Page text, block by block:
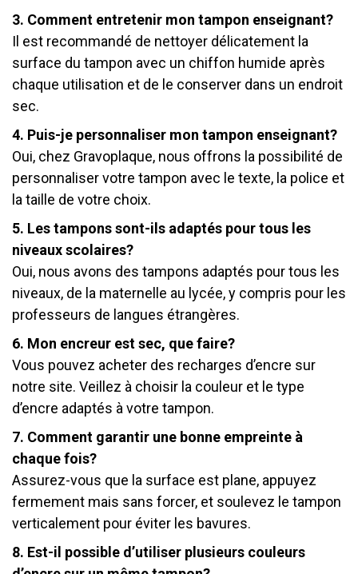
3. Comment entretenir mon tampon enseignant?
Il est recommandé de nettoyer délicatement la
surface du tampon avec un chiffon humide après
chaque utilisation et de le conserver dans un endroit
sec.
4. Puis-je personnaliser mon tampon enseignant?
Oui, chez Gravoplaque, nous offrons la possibilité de
personnaliser votre tampon avec le texte, la police et
la taille de votre choix.
5. Les tampons sont-ils adaptés pour tous les
niveaux scolaires?
Oui, nous avons des tampons adaptés pour tous les
niveaux, de la maternelle au lycée, y compris pour les
professeurs de langues étrangères.
6. Mon encreur est sec, que faire?
Vous pouvez acheter des recharges d’encre sur
notre site. Veillez à choisir la couleur et le type
d’encre adaptés à votre tampon.
7. Comment garantir une bonne empreinte à
chaque fois?
Assurez-vous que la surface est plane, appuyez
fermement mais sans forcer, et soulevez le tampon
verticalement pour éviter les bavures.
8. Est-il possible d’utiliser plusieurs couleurs